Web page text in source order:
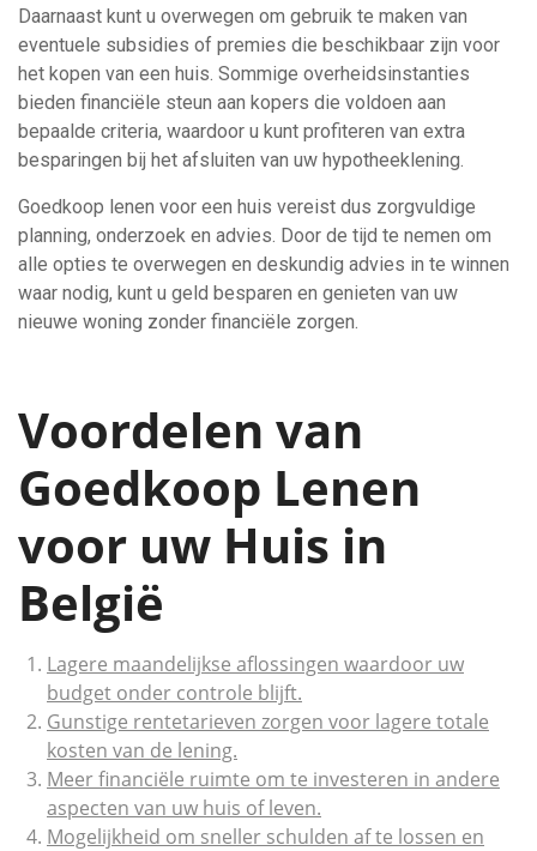
Daarnaast kunt u overwegen om gebruik te maken van
eventuele subsidies of premies die beschikbaar zijn voor
het kopen van een huis. Sommige overheidsinstanties
bieden financiële steun aan kopers die voldoen aan
bepaalde criteria, waardoor u kunt profiteren van extra
besparingen bij het afsluiten van uw hypotheeklening.
Goedkoop lenen voor een huis vereist dus zorgvuldige
planning, onderzoek en advies. Door de tijd te nemen om
alle opties te overwegen en deskundig advies in te winnen
waar nodig, kunt u geld besparen en genieten van uw
nieuwe woning zonder financiële zorgen.
Voordelen van
Goedkoop Lenen
voor uw Huis in
België
Lagere maandelijkse aflossingen waardoor uw
budget onder controle blijft.
Gunstige rentetarieven zorgen voor lagere totale
kosten van de lening.
Meer financiële ruimte om te investeren in andere
aspecten van uw huis of leven.
Mogelijkheid om sneller schulden af te lossen en